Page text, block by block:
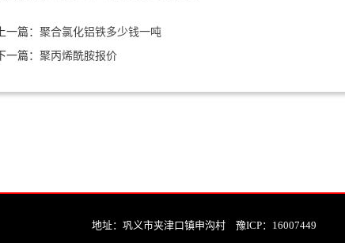
上一篇：聚合氯化铝铁多少钱一吨
下一篇：聚丙烯酰胺报价
地址：巩义市夹津口镇申沟村 豫ICP：16007449